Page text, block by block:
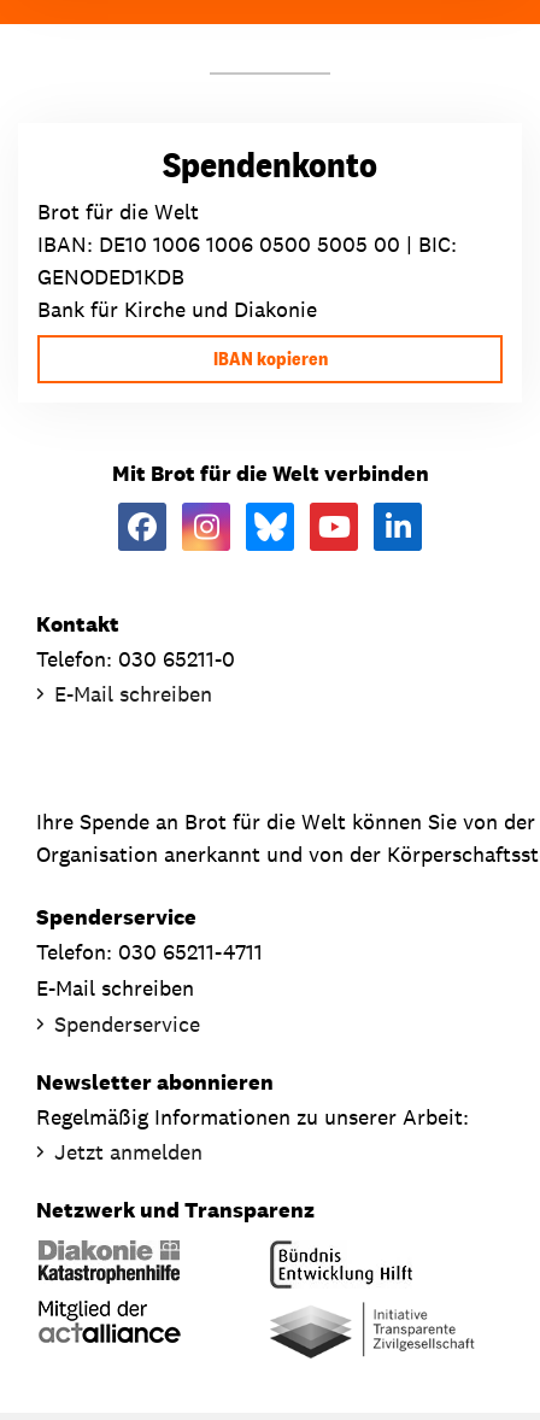
Spendenkonto
Brot für die Welt
IBAN: DE10 1006 1006 0500 5005 00 | BIC:
GENODED1KDB
Bank für Kirche und Diakonie
IBAN kopieren
Mit Brot für die Welt verbinden
Kontakt
Telefon: 030 65211-0
E-Mail schreiben
Ihre Spende an Brot für die Welt können Sie von
Organisation anerkannt und von der
Spenderservice
Telefon: 030 65211-4711
E-Mail schreiben
Spenderservice
Newsletter abonnieren
Regelmäßig Informationen zu unserer Arbeit:
Jetzt anmelden
Netzwerk und Transparenz